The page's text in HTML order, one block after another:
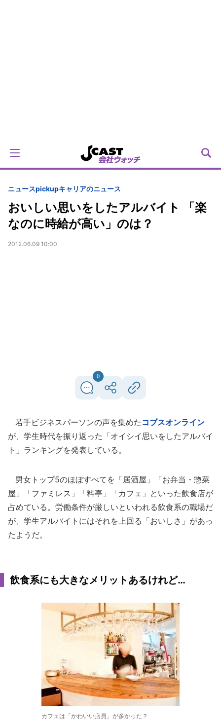
ニュースpickupキャリアのニュース
おいしい思いをしたアルバイト 「楽
なのに時給が高い」のは？
2012.06.09 10:00
0
若手ビジネスパーソンの声を集めた コブスオンライン
が、学生時代を振り返った「オイシイ思いをしたアルバイ
ト」ランキングを発表している。
男女トップ5のほぼすべてを「居酒屋」「お弁当・惣菜
屋」「ファミレス」「料亭」「カフェ」といった飲食店が
占めている。労働条件が厳しいといわれる飲食系の職場だ
が、学生アルバイトにはそれを上回る「おいしさ」があっ
たようだ。
飲食系にも大きなメリットあるけれど…
カフェは「かわいい店員」が多かった？